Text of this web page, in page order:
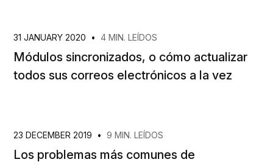
31 JANUARY 2020 • 4 MIN. LEÍDOS
Módulos sincronizados, o cómo actualizar
todos sus correos electrónicos a la vez
23 DECEMBER 2019 • 9 MIN. LEÍDOS
Los problemas más comunes de